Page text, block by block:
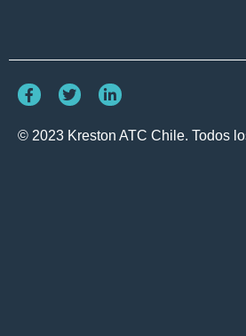
© 2023 Kreston ATC Chile. Todos